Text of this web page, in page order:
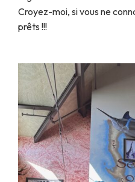
Croyez-moi, si vous ne
prêts !!!